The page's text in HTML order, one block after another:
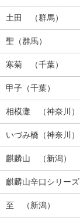
土田 （群馬）
聖（群馬）
寒菊 （千葉）
甲子（千葉）
相模灘 （神奈川）
いづみ橋（神奈川）
麒麟山 （新潟）
麒麟山辛口シリーズ
至 （新潟）